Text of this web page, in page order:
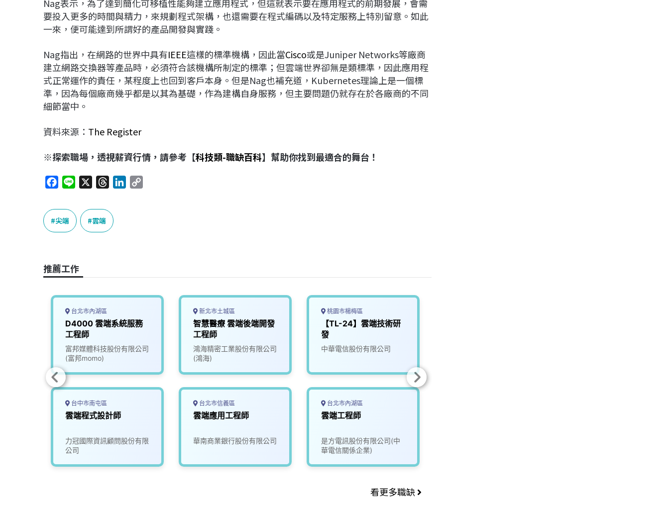
Nag表示，為了達到簡化可移植性能夠建立應用程式，但這就表示要在應用程式的前期發展，會需
要投入更多的時間與精力，來規劃程式架構，也還需要在程式編碼以及特定服務上特別留意。如此
一來，便可能達到所謂好的產品開發與實踐。
Nag指出，在網路的世界中具有IEEE這樣的標準機構，因此當Cisco或是Juniper Networks等廠商
建立網路交換器等產品時，必須符合該機構所制定的標準；但雲端世界卻無是類標準，因此應用程
式正常運作的責任，某程度上也回到客戶本身。但是Nag也補充道，Kubernetes理論上是一個標
準，因為每個廠商幾乎都是以其為基礎，作為建構自身服務，但主要問題仍就存在於各廠商的不同
細節當中。
資料來源： The Register
※探索職場，透視薪資行情，請參考【科技類-職缺百科】幫助你找到最適合的舞台！
c
e
b
k
e
e
a
尖端 雲端
推薦工作
台北市內湖區
D4000 雲端系統服務
工程師
富邦媒體科技股份有限公司
(富邦momo)
台中市南屯區
雲端程式設計師
力冠國際資訊顧問股份有限
公司
新北市土城區
智慧醫療 雲端後端開發
工程師
鴻海精密工業股份有限公司
(鴻海)
台北市信義區
雲端應用工程師
華南商業銀行股份有限公司
桃園市楊梅區
【TL-24】雲端技術研
發
中華電信股份有限公司
台北市內湖區
雲端工程師
是方電訊股份有限公司(中
華電信關係企業)
看更多職缺